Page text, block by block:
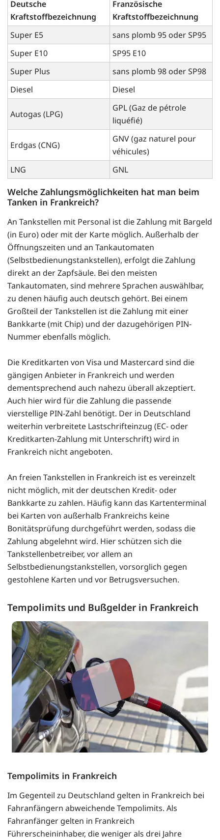
Deutsche
Kraftstoffbezeichnung
Französische
Kraftstoffbezeichnung
Super E5
sans plomb 95 oder SP95
Super E10
SP95 E10
Super Plus
sans plomb 98 oder SP98
Diesel
Diesel
Autogas (LPG)
GPL (Gaz de pétrole
liquéfié)
Erdgas (CNG)
GNV (gaz naturel pour
véhicules)
LNG
GNL
Welche Zahlungsmöglichkeiten hat man beim
Tanken in Frankreich?
An Tankstellen mit Personal ist die Zahlung mit Bargeld
(in Euro) oder mit der Karte möglich. Außerhalb der
Öffnungszeiten und an Tankautomaten
(Selbstbedienungstankstellen), erfolgt die Zahlung
direkt an der Zapfsäule. Bei den meisten
Tankautomaten, sind mehrere Sprachen auswählbar,
zu denen häufig auch deutsch gehört. Bei einem
Großteil der Tankstellen ist die Zahlung mit einer
Bankkarte (mit Chip) und der dazugehörigen PIN-
Nummer ebenfalls möglich.
Die Kreditkarten von Visa und Mastercard sind die
gängigen Anbieter in Frankreich und werden
dementsprechend auch nahezu überall akzeptiert.
Auch hier wird für die Zahlung die passende
vierstellige PIN-Zahl benötigt. Der in Deutschland
weiterhin verbreitete Lastschrifteinzug (EC- oder
Kreditkarten-Zahlung mit Unterschrift) wird in
Frankreich nicht angeboten.
An freien Tankstellen in Frankreich ist es vereinzelt
nicht möglich, mit der deutschen Kredit- oder
Bankkarte zu zahlen. Häufig kann das Kartenterminal
bei Karten von außerhalb Frankreichs keine
Bonitätsprüfung durchgeführt werden, sodass die
Zahlung abgelehnt wird. Hier schützen sich die
Tankstellenbetreiber, vor allem an
Selbstbedienungstankstellen, vorsorglich gegen
gestohlene Karten und vor Betrugsversuchen.
Tempolimits und Bußgelder in Frankreich
Tempolimits in Frankreich
Im Gegenteil zu Deutschland gelten in Frankreich bei
Fahranfängern abweichende Tempolimits. Als
Fahranfänger gelten in Frankreich
Führerscheininhaber, die weniger als drei Jahre